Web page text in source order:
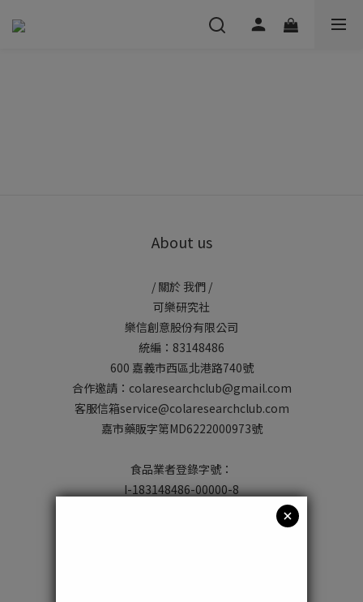
About us
/ 關於 我們 /
可樂研究社
樂信創意股份有限公司
統編：83148486
600 嘉義市西區北港路740號
合作邀請：colaresearchclub@gmail.com
客服信箱service@colaresearchclub.com
嘉市藥販字第MD6222000973號
食品業者登錄字號：
I-183148486-00000-8